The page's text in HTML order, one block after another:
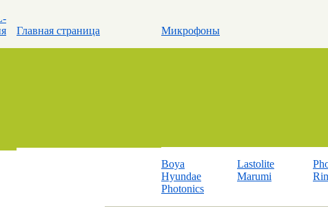
Главная страница Микрофоны
Boya
Hyundae
Photonics
Lastolite
Marumi